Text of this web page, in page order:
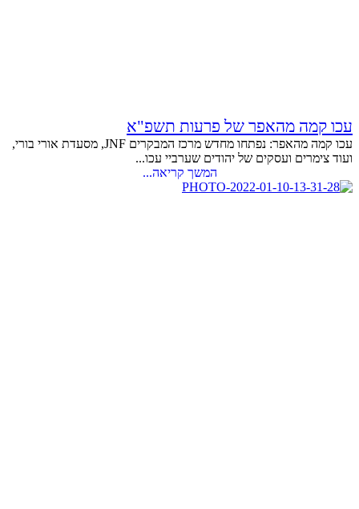
עכו קמה מהאפר של פרעות תשפ"א
עכו קמה מהאפר: נפתחו מחדש מרכז המבקרים JNF, מסעדת אורי בורי,
ועוד צימרים ועסקים של יהודים שערביי עכו...
המשך קריאה...